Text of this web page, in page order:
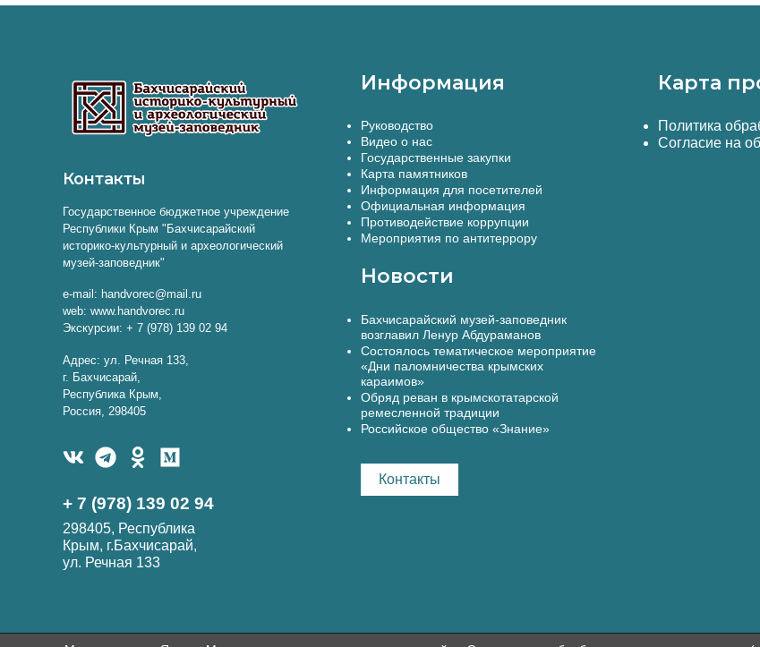
Контакты
Государственное бюджетное учреждение
Республики Крым "Бахчисарайский
историко-культурный и археологический
музей-заповедник"
e-mail: handvorec@mail.ru
web: www.handvorec.ru
Экскурсии: + 7 (978) 139 02 94
Адрес: ул. Речная 133,
г. Бахчисарай,
Республика Крым,
Россия, 298405
+ 7 (978) 139 02 94
298405, Республика
Крым, г.Бахчисарай,
ул. Речная 133
Информация
Руководство
Видео о нас
Государственные закупки
Карта памятников
Информация для посетителей
Официальная информация
Противодействие коррупции
Мероприятия по антитеррору
Новости
Бахчисарайский музей-заповедник
возглавил Ленур Абдураманов
Состоялось тематическое мероприятие
«Дни паломничества крымских
караимов»
Обряд реван в крымскотатарской
ремесленной традиции
Российское общество «Знание»
Контакты
Карта
Политика
Согласие на